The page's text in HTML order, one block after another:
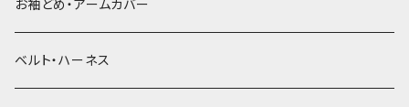
お袖どめ・アームカバー
ベルト・ハーネス